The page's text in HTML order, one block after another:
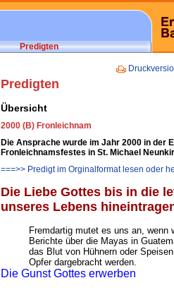
Predigten
Predigten
Übersicht
2000 (B) Fronleichnam
Die Ansprache wurde im Jahr 2000 in der
Fronleichnamsfestes in St. Michael
===>> Predigt im Orginalformat lesen oder
Die Liebe Gottes bis in die
unseres Lebens
Fremdartig mutet es uns an, wenn
Berichte über die Mayas in
das Blut von Hühnern oder
Opfer dargebracht werden.
Die Gunst Gottes erwerben